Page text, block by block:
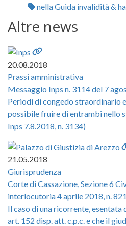
nella Guida invalidità &
Invalidità:
Altre news
20.08.2018
Prassi amministrativa
Messaggio Inps n. 3114 del 7
Periodi di congedo straordinario
possibile fruire di entrambi nello
Inps 7.8.2018, n. 3134)
21.05.2018
Giurisprudenza
Corte di Cassazione, Sezione 6
interlocutoria 4 aprile 2018, n.
Il caso di una ricorrente, esentata
art. 152 disp. att. c.p.c. e che il